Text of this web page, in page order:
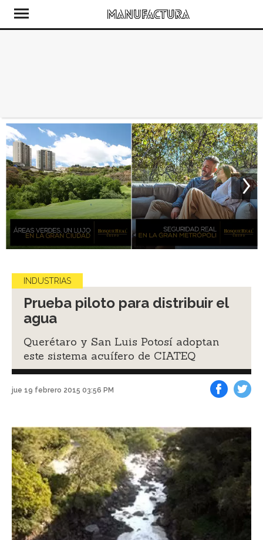
INDUSTRIAS
Prueba piloto para distribuir el
agua
Querétaro y San Luis Potosí adoptan
este sistema acuífero de CIATEQ
jue 19 febrero 2015 03:56 PM